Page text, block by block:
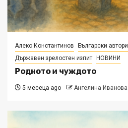
Алеко Константинов Български автори
Държавен зрелостен изпит НОВИНИ
Родното и чуждото
5 месеца ago Ангелина Иванова